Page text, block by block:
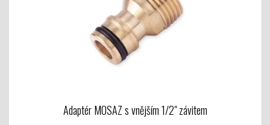
Adaptér MOSAZ s vnějším 1/2" závitem